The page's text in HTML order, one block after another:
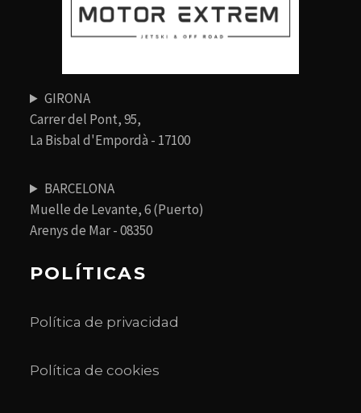
GIRONA
Carrer del Pont, 95,
La Bisbal d'Empordà - 17100
BARCELONA
Muelle de Levante, 6 (Puerto)
Arenys de Mar - 08350
POLÍTICAS
Política de privacidad
Política de cookies